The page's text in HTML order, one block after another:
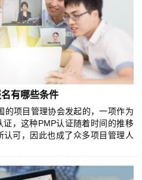
有哪些条件
的项目管理协会发起的，一项作为
，这种PMP认证随着时间的推移
可，因此也成了众多项目管理人